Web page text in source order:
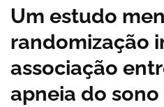
Um estudo
randomização
associação
apneia do